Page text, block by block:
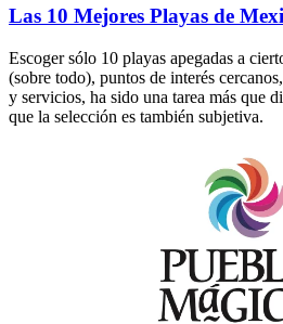
Las 10 Mejores Playas de
Escoger sólo 10 playas apegadas a
(sobre todo), puntos de interés
y servicios, ha sido una tarea más que
que la selección es también subjetiva.